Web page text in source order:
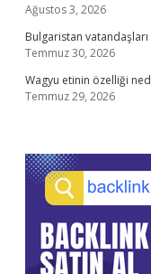
Ağustos 3, 2026
Bulgaristan vatandaşları
Temmuz 30, 2026
Wagyu etinin özelliği
Temmuz 29, 2026